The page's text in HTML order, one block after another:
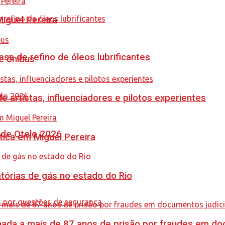
de refino de óleos lubrificantes
Otelo 2026
Pereira
ônibus
artistas, influenciadores e pilotos experientes
em Miguel Pereira
de gás no estado do Rio